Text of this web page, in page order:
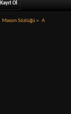
Kayıt Ol
Mason Sözlüğü » A